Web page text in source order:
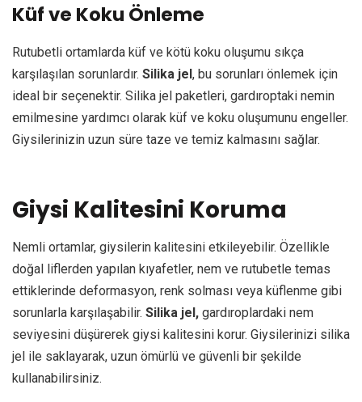
Küf ve Koku Önleme
Rutubetli ortamlarda küf ve kötü koku oluşumu sıkça
karşılaşılan sorunlardır. Silika jel, bu sorunları önlemek için
ideal bir seçenektir. Silika jel paketleri, gardıroptaki nemin
emilmesine yardımcı olarak küf ve koku oluşumunu engeller.
Giysilerinizin uzun süre taze ve temiz kalmasını sağlar.
Giysi Kalitesini Koruma
Nemli ortamlar, giysilerin kalitesini etkileyebilir. Özellikle
doğal liflerden yapılan kıyafetler, nem ve rutubetle temas
ettiklerinde deformasyon, renk solması veya küflenme gibi
sorunlarla karşılaşabilir. Silika jel, gardıroplardaki nem
seviyesini düşürerek giysi kalitesini korur. Giysilerinizi silika
jel ile saklayarak, uzun ömürlü ve güvenli bir şekilde
kullanabilirsiniz.